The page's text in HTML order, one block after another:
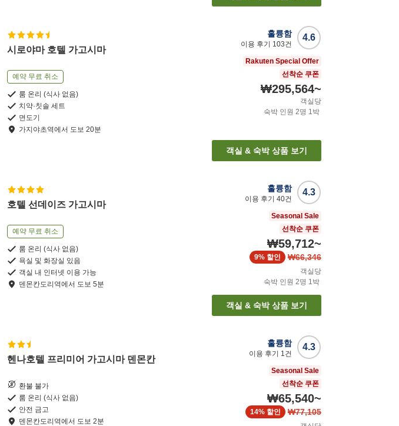
시로야마 호텔 가고시마
예약 무료 취소
룸 온리 (식사 없음)
치약·칫솔 세트
면도기
가지야초역에서 도보 20분
4.6
훌륭함
이용 후기 103건
Rakuten Special Offer
선착순 쿠폰
₩295,564~
객실당
숙박 인원 2명 1박
객실 & 숙박 상품 보기
호텔 선데이즈 가고시마
예약 무료 취소
룸 온리 (식사 없음)
욕실 및 화장실 있음
객실 내 인터넷 이용 가능
덴몬칸도리역에서 도보 5분
4.3
훌륭함
이용 후기 40건
Seasonal Sale
선착순 쿠폰
₩59,712~
₩66,346
9% 할인
객실당
숙박 인원 2명 1박
객실 & 숙박 상품 보기
헨나호텔 프리미어 가고시마 덴몬칸
환불 불가
룸 온리 (식사 없음)
안전 금고
덴몬칸도리역에서 도보 2분
4.3
훌륭함
이용 후기 1건
Seasonal Sale
선착순 쿠폰
₩65,540~
₩77,105
14% 할인